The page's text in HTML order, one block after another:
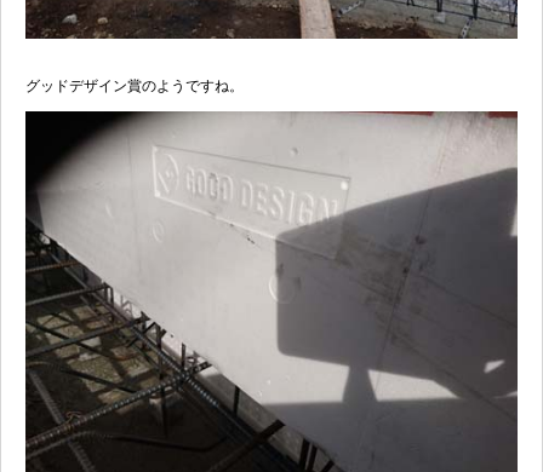
グッドデザイン賞のようですね。